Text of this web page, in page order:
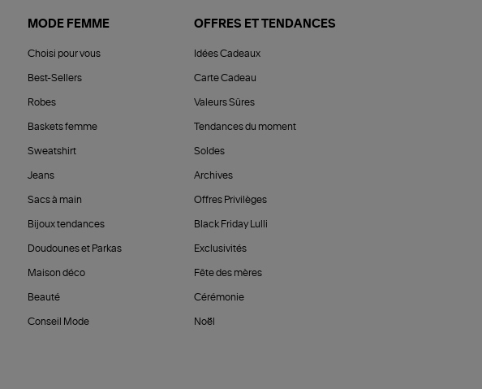
MODE FEMME
Choisi pour vous
Best-Sellers
Robes
Baskets femme
Sweatshirt
Jeans
Sacs à main
Bijoux tendances
Doudounes et Parkas
Maison déco
Beauté
Conseil Mode
OFFRES ET TENDANCES
Idées Cadeaux
Carte Cadeau
Valeurs Sûres
Tendances du moment
Soldes
Archives
Offres Privilèges
Black Friday Lulli
Exclusivités
Fête des mères
Cérémonie
Noël